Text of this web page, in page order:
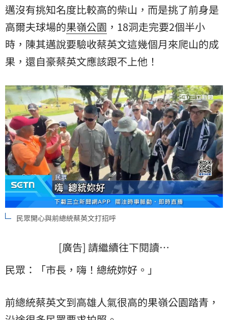
邁沒有挑知名度比較高的柴山，而是挑了前身是
高爾夫球場的果嶺公園 ，18洞走完要2個半小
時，陳其邁說要驗收蔡英文這幾個月來爬山的成
果，還自豪蔡英文應該跟不上他！
民眾開心與前總統蔡英文打招呼
[廣告] 請繼續往下閱讀…
民眾：「市長，嗨！總統妳好。」
前總統蔡英文到高雄人氣很高的果嶺公園踏青，